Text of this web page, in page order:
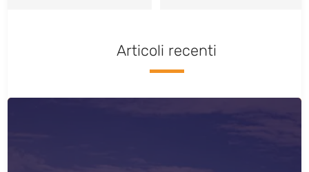
Articoli recenti